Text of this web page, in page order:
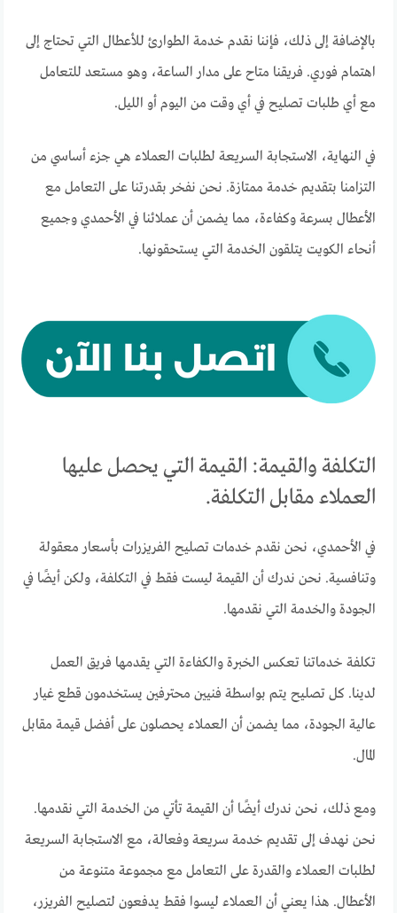
بالإضافة إلى ذلك، فإننا نقدم خدمة الطوارئ للأعطال التي تحتاج إلى
اهتمام فوري. فريقنا متاح على مدار الساعة، وهو مستعد للتعامل
مع أي طلبات تصليح في أي وقت من اليوم أو الليل.
في النهاية، الاستجابة السريعة لطلبات العملاء هي جزء أساسي من
التزامنا بتقديم خدمة ممتازة. نحن نفخر بقدرتنا على التعامل مع
الأعطال بسرعة وكفاءة، مما يضمن أن عملائنا في الأحمدي وجميع
أنحاء الكويت يتلقون الخدمة التي يستحقونها.
التكلفة والقيمة: القيمة التي يحصل عليها
العملاء مقابل التكلفة.
في الأحمدي، نحن نقدم خدمات تصليح الفريزرات بأسعار معقولة
وتنافسية. نحن ندرك أن القيمة ليست فقط في التكلفة، ولكن أيضًا في
الجودة والخدمة التي نقدمها.
تكلفة خدماتنا تعكس الخبرة والكفاءة التي يقدمها فريق العمل
لدينا. كل تصليح يتم بواسطة فنيين محترفين يستخدمون قطع غيار
عالية الجودة، مما يضمن أن العملاء يحصلون على أفضل قيمة مقابل
المال.
ومع ذلك، نحن ندرك أيضًا أن القيمة تأتي من الخدمة التي نقدمها.
نحن نهدف إلى تقديم خدمة سريعة وفعالة، مع الاستجابة السريعة
لطلبات العملاء والقدرة على التعامل مع مجموعة متنوعة من
الأعطال. هذا يعني أن العملاء ليسوا فقط يدفعون لتصليح الفريزر،